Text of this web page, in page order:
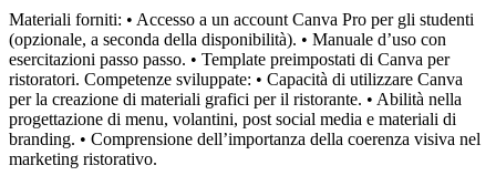
Materiali forniti: • Accesso a un account Canva Pro per gli studenti
(opzionale, a seconda della disponibilità). • Manuale d’uso con
esercitazioni passo passo. • Template preimpostati di Canva per
ristoratori. Competenze sviluppate: • Capacità di utilizzare Canva
per la creazione di materiali grafici per il ristorante. • Abilità nella
progettazione di menu, volantini, post social media e materiali di
branding. • Comprensione dell’importanza della coerenza visiva nel
marketing ristorativo.